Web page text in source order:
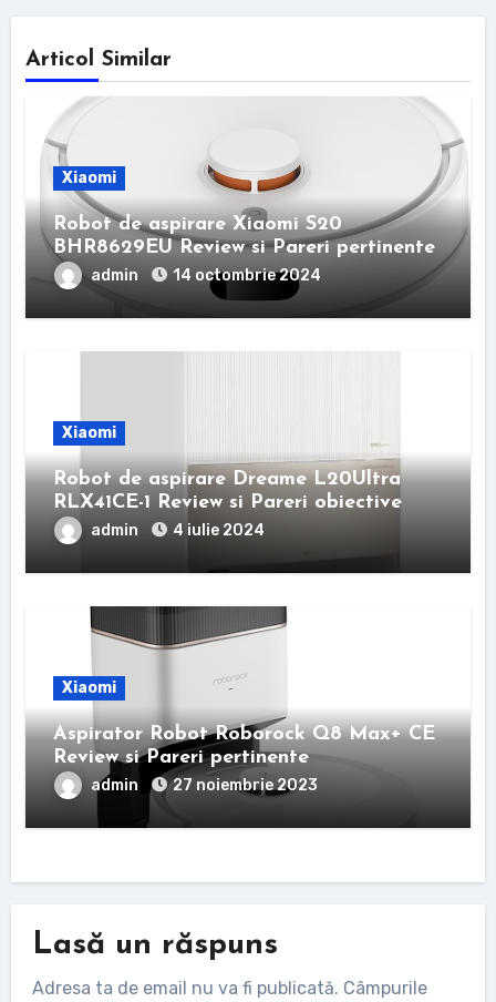
Articol Similar
Xiaomi
Robot de aspirare Xiaomi S20
BHR8629EU Review si Pareri pertinente
admin 14 octombrie 2024
Xiaomi
Robot de aspirare Dreame L20Ultra
RLX41CE-1 Review si Pareri obiective
admin 4 iulie 2024
Xiaomi
Aspirator Robot Roborock Q8 Max+ CE
Review si Pareri pertinente
admin 27 noiembrie 2023
Lasă un răspuns
Adresa ta de email nu va fi publicată. Câmpurile